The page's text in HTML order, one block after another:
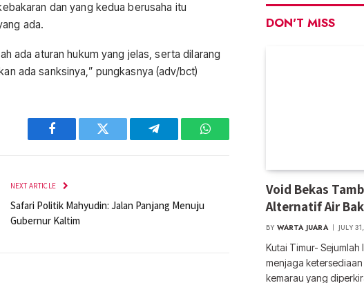
dan yang kedua berusaha itu
ada.
ada aturan hukum yang jelas, serta dilarang
ada sanksinya,” pungkasnya (adv/bct)
Facebook Twitter Telegram WhatsApp
NEXT ARTICLE
Safari Politik Mahyudin: Jalan Panjang Menuju
Gubernur Kaltim
DON'T MISS
Void Bekas
Alternatif Air
BY WARTA JUARA JULY
Kutai Timur-
menjaga ketersediaan
kemarau yang